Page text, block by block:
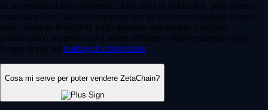
Sì, se preferisci non convertire i tuoi asset in valuta fiat, puoi spesso
scambiare ZetaChain direttamente con un altro asset digitale. Questo
offre massima flessibilità a chi desidera ribilanciare il proprio
portafoglio o scoprire nuovi token all'interno dell'ecosistema cripto.
Scopri di più sul trading di criptovalute
Cosa mi serve per poter vendere ZetaChain?